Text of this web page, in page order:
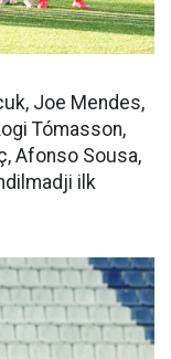
Joe Mendes,
Tómasson,
Afonso Sousa,
ilk